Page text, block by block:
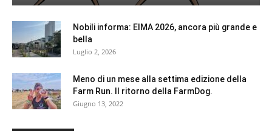
Nobili informa: EIMA 2026, ancora più grande e
bella
Luglio 2, 2026
Meno di un mese alla settima edizione della
Farm Run. Il ritorno della FarmDog.
Giugno 13, 2022